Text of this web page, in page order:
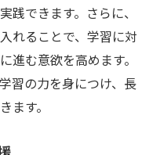
践できます。さらに、
れることで、学習に対
進む意欲を高めます。
習の力を身につけ、長
ます。